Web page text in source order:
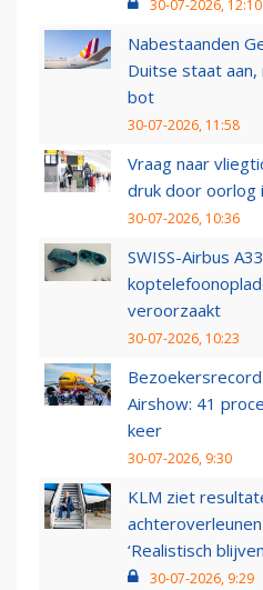
30-07-2026, 12:10
Nabestaanden
Duitse staat
bot
30-07-2026, 11:58
Vraag naar
druk door oorlog
30-07-2026, 10:36
SWISS-Airbus
veroorzaakt
30-07-2026, 10:23
Airshow: 41
keer
30-07-2026, 9:30
KLM ziet
‘Realistisch
30-07-2026, 9:29